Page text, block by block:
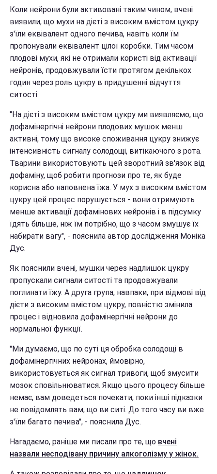
Коли нейрони були активовані таким чином, вчені
виявили, що мухи на дієті з високим вмістом цукру
з'їли еквівалент одного печива, навіть коли їм
пропонували еквівалент цілої коробки. Тим часом
плодові мухи, які не отримали користі від активації
нейронів, продовжували їсти протягом декількох
годин через роль цукру в придушенні відчуття
ситості.
"На дієті з високим вмістом цукру ми виявляємо, що
дофамінергічні нейрони плодових мушок менш
активні, тому що високе споживання цукру знижує
інтенсивність сигналу солодощі, витікаючого з рота.
Тварини використовують цей зворотний зв'язок від
дофаміну, щоб робити прогнози про те, як буде
корисна або наповнена їжа. У мух з високим вмістом
цукру цей процес порушується - вони отримують
менше активації дофамінових нейронів і в підсумку
їдять більше, ніж їм потрібно, що з часом змушує їх
набирати вагу", - пояснила автор дослідження Моніка
Дус.
Як пояснили вчені, мушки через надлишок цукру
пропускали сигнали ситості та продовжували
поглинати їжу. А друга група, навпаки, при відмові від
дієти з високим вмістом цукру, повністю змінила
процес і відновила дофамінергічні нейрони до
нормальної функції.
"Ми думаємо, що по суті ця обробка солодощі в
дофамінергічних нейронах, ймовірно,
використовується як сигнал тривоги, щоб змусити
мозок сповільнюватися. Якщо цього процесу більше
немає, вам доведеться почекати, поки інші підказки
не повідомлять вам, що ви ситі. До того часу ви вже
з'їли багато печива", - пояснила Дус.
Нагадаємо, раніше ми писали про те, що вчені
назвали несподівану причину алкоголізму у жінок.